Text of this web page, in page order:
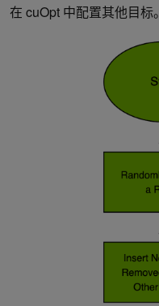
在 cuOpt 中配置其他目标。